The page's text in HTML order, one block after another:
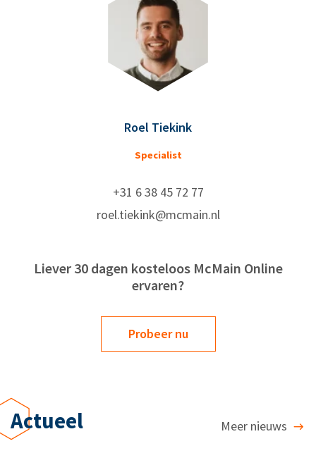
Roel Tiekink
Specialist
+31 6 38 45 72 77
roel.tiekink@mcmain.nl
Liever 30 dagen kosteloos McMain Online
ervaren?
Probeer nu
Actueel Meer nieuws